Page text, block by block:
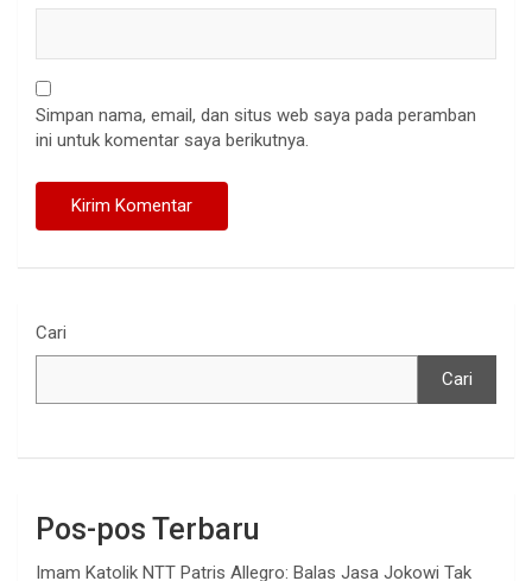
Simpan nama, email, dan situs web saya pada peramban
ini untuk komentar saya berikutnya.
Cari
Cari
Pos-pos Terbaru
Imam Katolik NTT Patris Allegro: Balas Jasa Jokowi Tak